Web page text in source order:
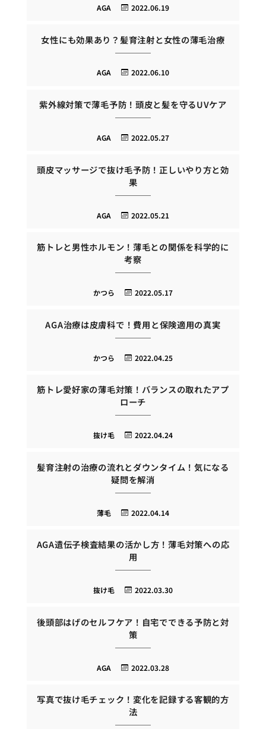
2022.06.19
AGA
女性にも効果あり？髪育注射と女性の薄毛治療
2022.06.10
AGA
紫外線対策で薄毛予防！頭皮と髪を守るUVケア
2022.05.27
AGA
頭皮マッサージで抜け毛予防！正しいやり方と効
果
2022.05.21
AGA
筋トレと男性ホルモン！薄毛との関係を科学的に
考察
2022.05.17
かつら
AGA治療は皮膚科で！費用と保険適用の真実
2022.04.25
かつら
筋トレ愛好家の薄毛対策！バランスの取れたアプ
ローチ
2022.04.24
抜け毛
髪育注射の治療の流れとダウンタイム！気になる
疑問を解消
2022.04.14
薄毛
AGA遺伝子検査結果の活かし方！薄毛対策への応
用
2022.03.30
抜け毛
後頭部はげのセルフケア！自宅でできる予防と対
策
2022.03.28
AGA
写真で抜け毛チェック！変化を記録する客観的方
法